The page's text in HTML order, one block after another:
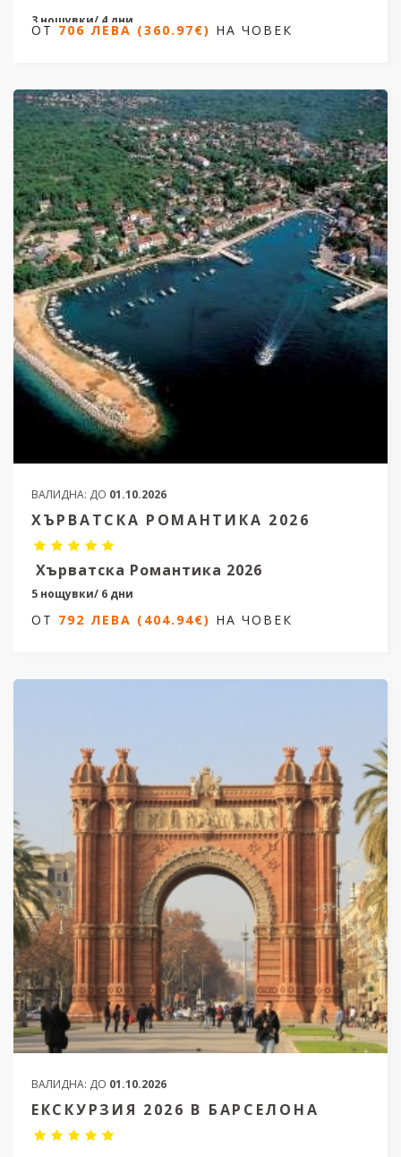
3 нощувки/ 4 дни
ОТ706 ЛЕВА (360.97€) НА ЧОВЕК
ОТ 706 ЛЕВА (360.97€) НА ЧОВЕК
ВАЛИДНА: ДО 01.10.2026
ХЪРВАТСКА РОМАНТИКА 2026
Хърватска Романтика 2026
5 нощувки/ 6 дни
Дати от 08.04.2026 до 14.10.2026
ОТ 792 ЛЕВА (404.94€) НА ЧОВЕК
ВАЛИДНА: ДО 01.10.2026
ЕКСКУРЗИЯ 2026 В БАРСЕЛОНА